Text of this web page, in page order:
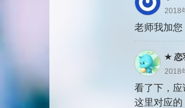
2018
老师我加
恋
2018
看了下，应
这里对应